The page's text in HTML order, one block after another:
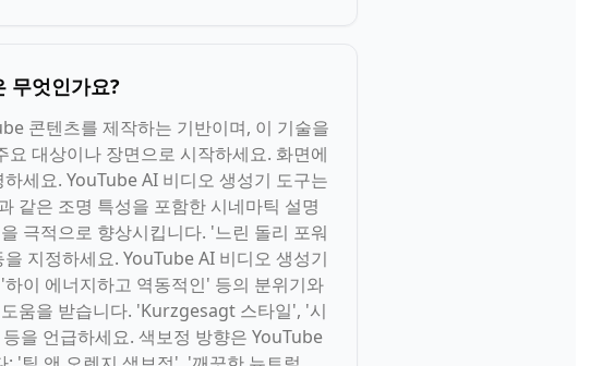
무엇인가요?
콘텐츠를 제작하는 기반이며, 이 기술을
대상이나 장면으로 시작하세요. 화면에
세요. YouTube AI 비디오 생성기 도구는
같은 조명 특성을 포함한 시네마틱 설명
극적으로 향상시킵니다. '느린 돌리 포워
지정하세요. YouTube AI 비디오 생성기
이 에너지하고 역동적인' 등의 분위기와
움을 받습니다. 'Kurzgesagt 스타일', '시
을 언급하세요. 색보정 방향은 YouTube